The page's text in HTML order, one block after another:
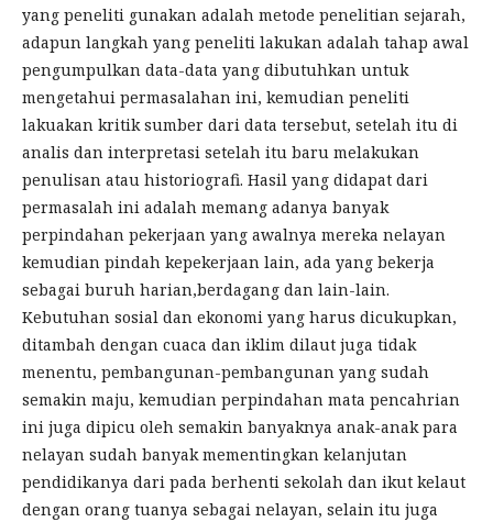
yang peneliti gunakan adalah metode penelitian sejarah,
adapun langkah yang peneliti lakukan adalah tahap awal
pengumpulkan data-data yang dibutuhkan untuk
mengetahui permasalahan ini, kemudian peneliti
lakuakan kritik sumber dari data tersebut, setelah itu di
analis dan interpretasi setelah itu baru melakukan
penulisan atau historiografi. Hasil yang didapat dari
permasalah ini adalah memang adanya banyak
perpindahan pekerjaan yang awalnya mereka nelayan
kemudian pindah kepekerjaan lain, ada yang bekerja
sebagai buruh harian,berdagang dan lain-lain.
Kebutuhan sosial dan ekonomi yang harus dicukupkan,
ditambah dengan cuaca dan iklim dilaut juga tidak
menentu, pembangunan-pembangunan yang sudah
semakin maju, kemudian perpindahan mata pencahrian
ini juga dipicu oleh semakin banyaknya anak-anak para
nelayan sudah banyak mementingkan kelanjutan
pendidikanya dari pada berhenti sekolah dan ikut kelaut
dengan orang tuanya sebagai nelayan, selain itu juga